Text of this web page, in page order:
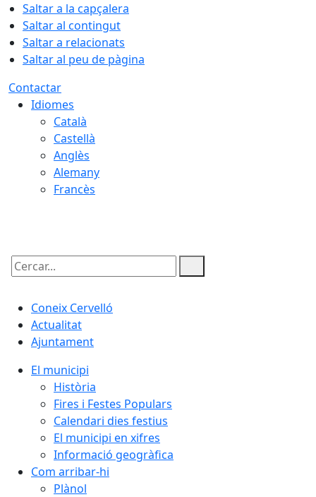
Saltar a la capçalera
Saltar al contingut
Saltar a relacionats
Saltar al peu de pàgina
Contactar
Idiomes
Català
Castellà
Anglès
Alemany
Francès
Cercar:
Coneix Cervelló
Actualitat
Ajuntament
El municipi
Història
Fires i Festes Populars
Calendari dies festius
El municipi en xifres
Informació geogràfica
Com arribar-hi
Plànol